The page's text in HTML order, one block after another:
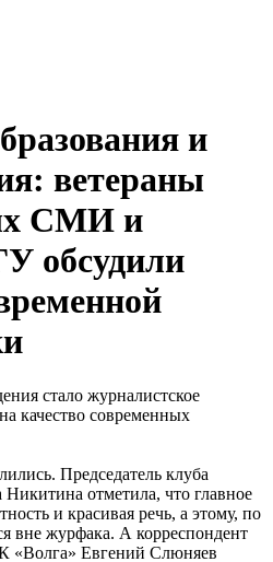
и
ветераны
СМИ и
обсудили
стало журналистское
качество современных
Председатель клуба
отметила, что главное
и красивая речь, а этому, по
вне журфака. А корреспондент
«Волга» Евгений Слюняев